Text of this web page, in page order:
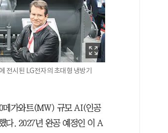
전시된 LG전자의 초대형 냉방기
메가와트(MW) 규모 AI(인공
다. 2027년 완공 예정인 이 A